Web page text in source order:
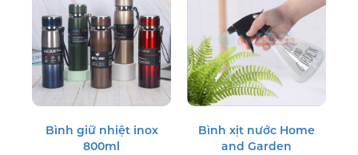
Bình giữ nhiệt inox
800ml
Bình xịt nước Home
and Garden